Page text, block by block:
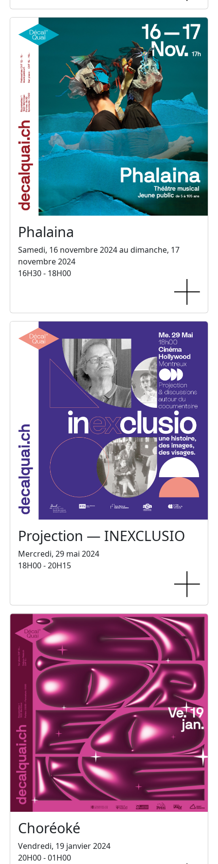
Phalaina
Samedi, 16 novembre 2024 au dimanche, 17
novembre 2024
16H30 - 18H00
Projection — INEXCLUSIO
Mercredi, 29 mai 2024
18H00 - 20H15
Choréoké
Vendredi, 19 janvier 2024
20H00 - 01H00